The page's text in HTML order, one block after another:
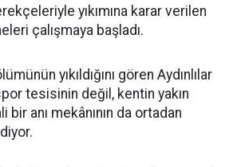
yıkımına karar verilen
çalışmaya başladı.
yıkıldığını gören Aydınlılar
tesisinin değil, kentin yakın
anı mekânının da ortadan